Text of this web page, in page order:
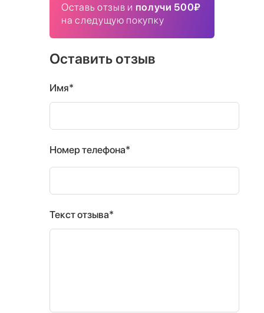
Оставь отзыв и получи 500₽
на следущую покупку
Оставить отзыв
Имя*
Номер телефона*
Текст отзыва*